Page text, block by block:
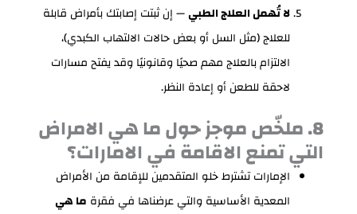
لا تُهمل العلاج الطبي— إن ثبتت إصابتك بأمراض قابلة
للعلاج (مثل السل أو بعض حالات الالتهاب الكبدي)،
الالتزام بالعلاج مهم صحيًا وقانونيًا وقد يفتح مسارات
لاحقة للطعن أو إعادة النظر.
8. ملخّص موجز حول ما هي الامراض
التي تمنع الاقامة في الامارات؟
الإمارات تشترط خلو المتقدمين للإقامة من الأمراض
المعدية الأساسية والتي عرضناها في فقرة ما هي